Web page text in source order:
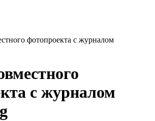
фотопроекта с журналом
с журналом